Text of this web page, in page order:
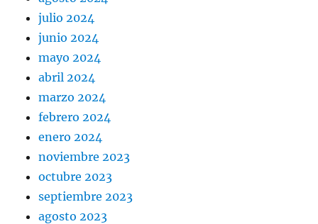
julio 2024
junio 2024
mayo 2024
abril 2024
marzo 2024
febrero 2024
enero 2024
noviembre 2023
octubre 2023
septiembre 2023
agosto 2023